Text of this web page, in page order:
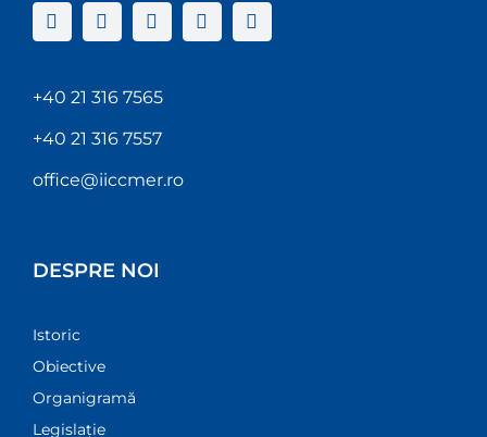
+40 21 316 7565
+40 21 316 7557
office@iiccmer.ro
DESPRE NOI
Istoric
Obiective
Organigramă
Legislație